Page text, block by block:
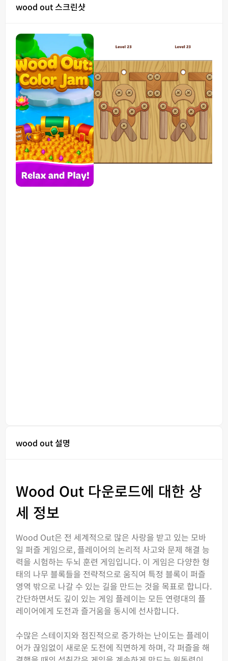
wood out 스크린샷
wood out 설명
Wood Out 다운로드에 대한 상
세 정보
Wood Out은 전 세계적으로 많은 사랑을 받고 있는 모바
일 퍼즐 게임으로, 플레이어의 논리적 사고와 문제 해결 능
력을 시험하는 두뇌 훈련 게임입니다. 이 게임은 다양한 형
태의 나무 블록들을 전략적으로 움직여 특정 블록이 퍼즐
영역 밖으로 나갈 수 있는 길을 만드는 것을 목표로 합니다.
간단하면서도 깊이 있는 게임 플레이는 모든 연령대의 플
레이어에게 도전과 즐거움을 동시에 선사합니다.
수많은 스테이지와 점진적으로 증가하는 난이도는 플레이
어가 끊임없이 새로운 도전에 직면하게 하며, 각 퍼즐을 해